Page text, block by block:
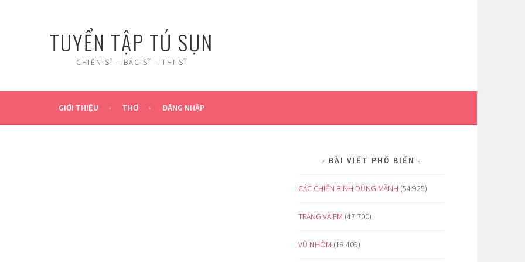
TUYỂN TẬP TÚ SỤN
CHIẾN SĨ – BÁC SĨ – THI SĨ
GIỚI THIỆU THƠ ĐĂNG NHẬP
BÀI VIẾT PHỔ BIẾN
CÁC CHIẾN BINH DŨNG MÃNH (54.925)
TRĂNG VÀ EM (47.700)
VŨ NHÔM (18.409)